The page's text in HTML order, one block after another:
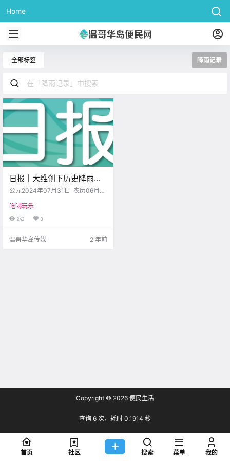
Home
全部标签 降雨记录
日报｜大维创下历史降雨记
录！小偷入室盗窃却仅抢走
公元2024年07月31日 农历06月
历 > 维多利亚本周气象预报（华氏
吃喝玩乐
242 0
温哥华岛传媒 2 年前
Copyright © 2026 便民生活
查询 6 次，耗时 0.1914 秒
首页 社区 搜索 菜单 我的